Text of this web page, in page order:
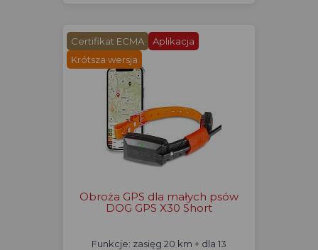
Certifikat ECMA
Aplikacja
Krótsza wersja
Obroża GPS dla małych psów
DOG GPS X30 Short
Funkcje: zasięg 20 km + dla 13